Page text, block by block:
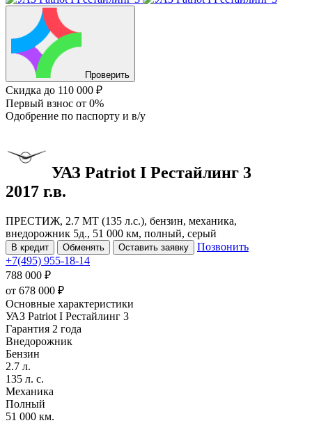
Проверить
Скидка до 110 000 ₽
Первый взнос от 0%
Одобрение по паспорту и в/у
УАЗ Patriot I Рестайлинг 3
2017 г.в.
ПРЕСТИЖ, 2.7 MT (135 л.с.), бензин, механика,
внедорожник 5д., 51 000 км, полный, серый
В кредит Обменять Оставить заявку
Позвонить
+7(495) 955-18-14
788 000 ₽
от 678 000 ₽
Основные характеристики
УАЗ Patriot I Рестайлинг 3
Гарантия 2 года
Внедорожник
Бензин
2.7 л.
135 л. с.
Механика
Полный
51 000 км.